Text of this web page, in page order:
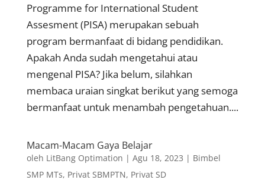
Programme for International Student
Assesment (PISA) merupakan sebuah
program bermanfaat di bidang pendidikan.
Apakah Anda sudah mengetahui atau
mengenal PISA? Jika belum, silahkan
membaca uraian singkat berikut yang semoga
bermanfaat untuk menambah pengetahuan....
Macam-Macam Gaya Belajar
oleh LitBang Optimation | Agu 18, 2023 | Bimbel
SMP MTs, Privat SBMPTN, Privat SD